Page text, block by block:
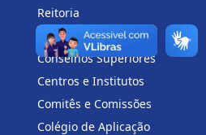
Reitoria
Pró-Reitorias
Conselhos Superiores
Centros e Institutos
Comitês e Comissões
Colégio de Aplicação